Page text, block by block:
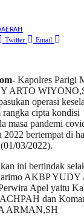
Twitter Email
Kapolres Parigi
ARTO
operasi
cipta kondisi
masa pandemi
bertempat di
03/2022).
ini bertindak
AKBP YUDY
Apel yaitu
dan
ARMAN,SH